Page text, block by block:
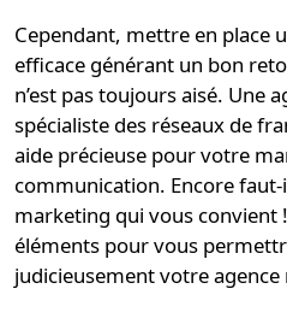
Cependant, mettre en place
efficace générant un bon
n’est pas toujours aisé. Une
spécialiste des réseaux de
aide précieuse pour votre
communication. Encore faut-
marketing qui vous convient
éléments pour vous
judicieusement votre